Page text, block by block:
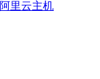
阿里云主机